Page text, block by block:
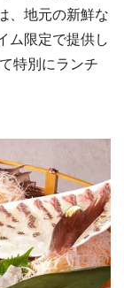
、地元の新鮮な
ム限定で提供し
特別にランチ